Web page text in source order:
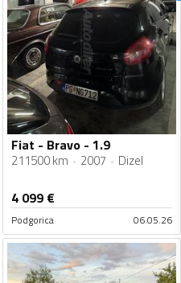
Fiat - Bravo - 1.9
211500 km 2007 Dizel
4 099 €
Podgorica 06.05.26